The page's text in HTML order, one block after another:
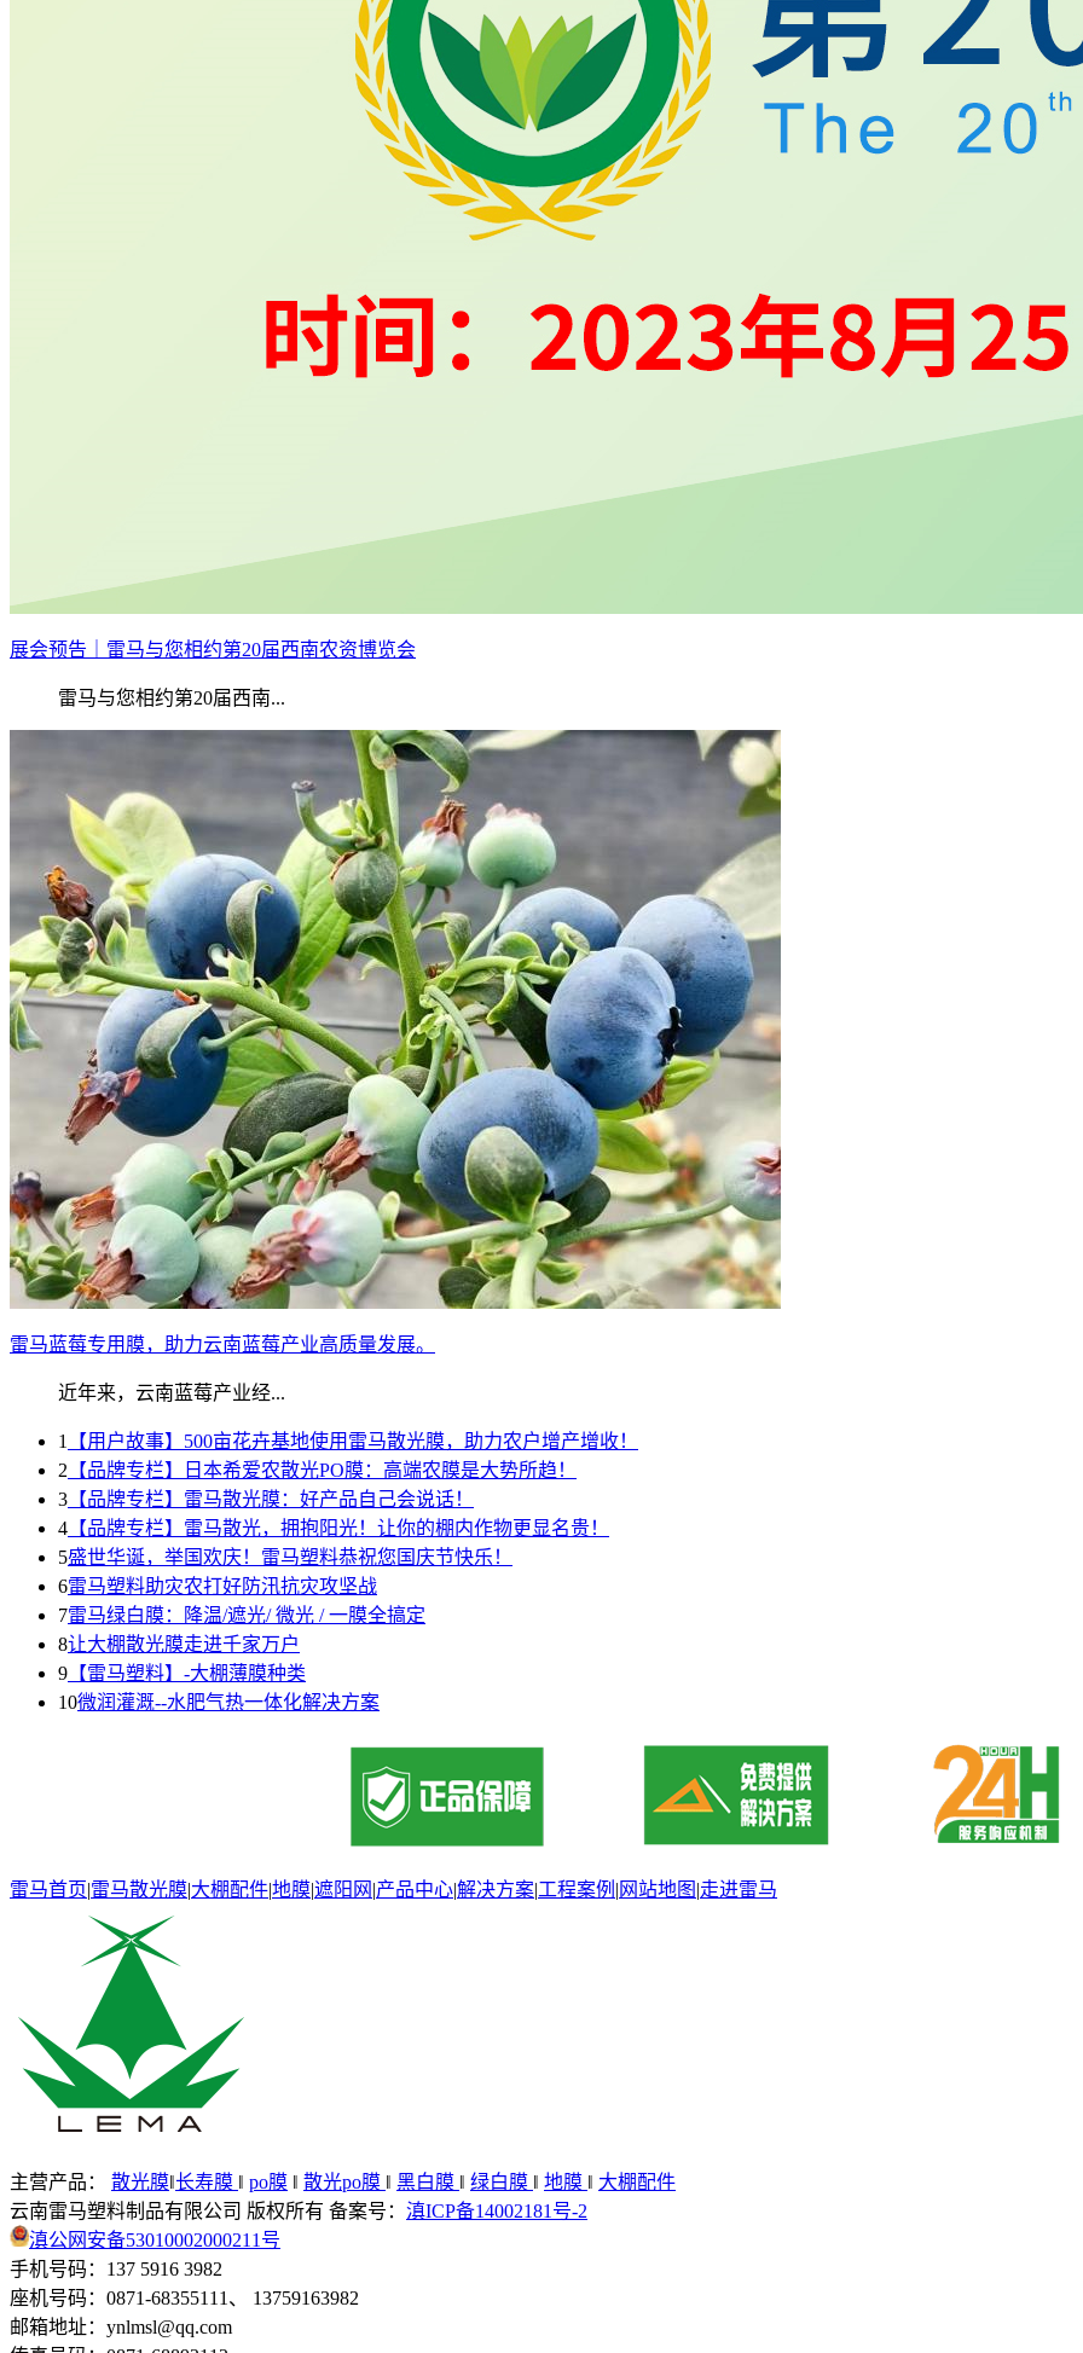
展会预告｜雷马与您相约第20届西南农资博览会
雷马与您相约第20届西南...
雷马蓝莓专用膜，助力云南蓝莓产业高质量发展。
近年来，云南蓝莓产业经...
1
【用户故事】500亩花卉基地使用雷马散光膜，助力农户增产增收！
2 【品牌专栏】日本希爱农散光PO膜：高端农膜是大势所趋！
3 【品牌专栏】雷马散光膜：好产品自己会说话！
4 【品牌专栏】雷马散光，拥抱阳光！让你的棚内作物更显名贵！
5盛世华诞，举国欢庆！雷马塑料恭祝您国庆节快乐！
6雷马塑料助灾农打好防汛抗灾攻坚战
7雷马绿白膜：降温/遮光/ 微光 / 一膜全搞定
8让大棚散光膜走进千家万户
9 【雷马塑料】-大棚薄膜种类
10微润灌溉--水肥气热一体化解决方案
雷马首页|雷马散光膜|大棚配件|地膜|遮阳网 |产品中心|解决方案|工程案例 | 网站地图 |走进雷马
主营产品： 散光膜‖长寿膜 ‖ po膜 ‖ 散光po膜 ‖ 黑白膜 ‖ 绿白膜 ‖ 地膜 ‖ 大棚配件
云南雷马塑料制品有限公司 版权所有 备案号： 滇ICP备14002181号-2
滇公网安备53010002000211号
手机号码：137 5916 3982
座机号码：0871-68355111、 13759163982
邮箱地址：ynlmsl@qq.com